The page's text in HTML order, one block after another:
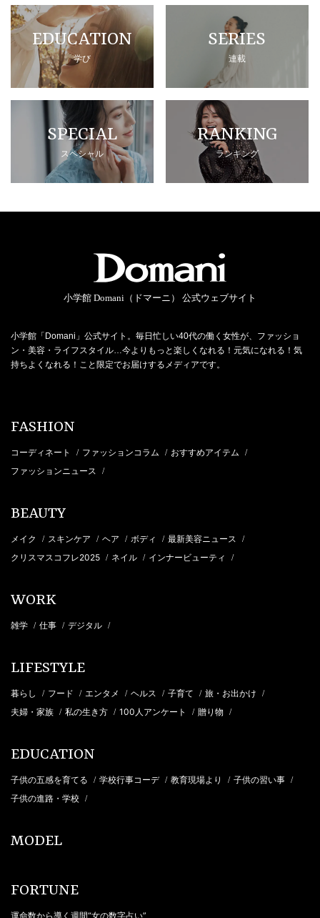
EDUCATION
学び
SERIES
連載
SPECIAL
スペシャル
RANKING
ランキング
小学館 Domani（ドマーニ） 公式ウェブサイト
小学館「Domani」公式サイト。毎日忙しい40代の働く女性が、ファッショ
ン・美容・ライフスタイル…今よりもっと楽しくなれる！元気になれる！気
持ちよくなれる！こと限定でお届けするメディアです。
FASHION
コーディネート / ファッションコラム / おすすめアイテム /
ファッションニュース /
BEAUTY
メイク / スキンケア / ヘア / ボディ / 最新美容ニュース /
クリスマスコフレ2025 / ネイル / インナービューティ /
WORK
雑学 / 仕事 / デジタル /
LIFESTYLE
暮らし / フード / エンタメ / ヘルス / 子育て / 旅・お出かけ /
夫婦・家族 / 私の生き方 / 100人アンケート / 贈り物 /
EDUCATION
子供の五感を育てる / 学校行事コーデ / 教育現場より / 子供の習い事 /
子供の進路・学校 /
MODEL
FORTUNE
運命数から導く週間“女の数字占い”